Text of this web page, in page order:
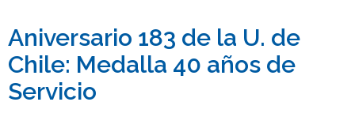
Funcionarias/os
Egresadas/os
Aniversario 183 de la U. de
Chile: Medalla 40 años de
Servicio